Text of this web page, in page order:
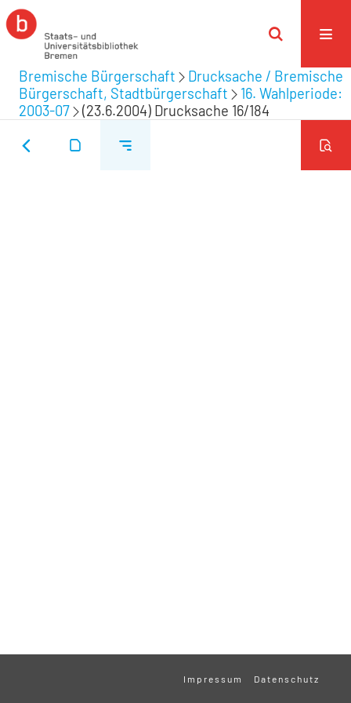
Bremische Bürgerschaft
Drucksache / Bremische
Bürgerschaft, Stadtbürgerschaft
16. Wahlperiode:
2003-07
(23.6.2004) Drucksache 16/184
Impressum Datenschutz